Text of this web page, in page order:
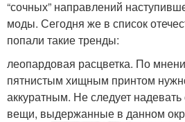
Стильная мода
“сочных” направлений
моды. Сегодня же в список
попали такие тренды:
леопардовая расцветка. По
пятнистым хищным принтом
аккуратным. Не следует
вещи, выдержанные в данном